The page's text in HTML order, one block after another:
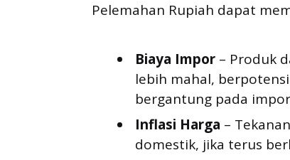
Pelemahan Rupiah dapat
Biaya Impor – Produk
lebih mahal,
bergantung pada
Inflasi Harga –
domestik, jika terus